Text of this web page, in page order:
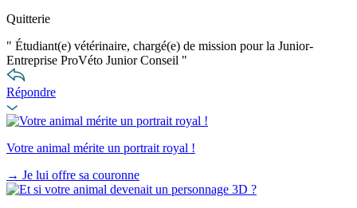
Quitterie
" Étudiant(e) vétérinaire, chargé(e) de mission pour la Junior-
Entreprise ProVéto Junior Conseil "
Répondre
Votre animal mérite un portrait royal !
→ Je lui offre sa couronne